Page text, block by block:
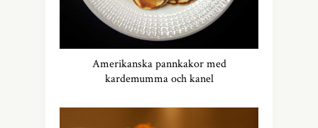
Amerikanska pannkakor med
kardemumma och kanel